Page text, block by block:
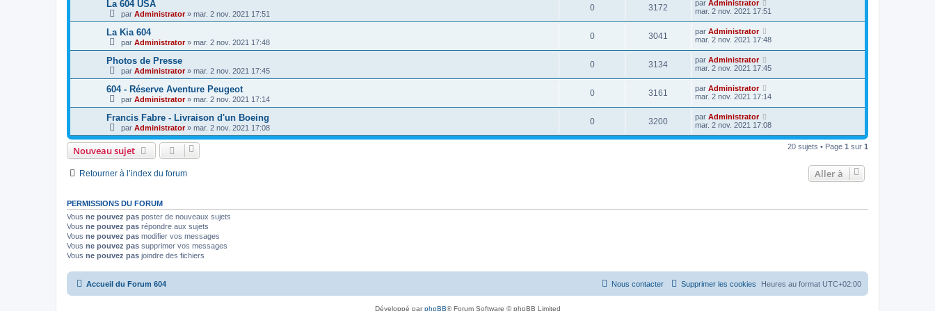
La 604 USA
par Administrator» mar. 2 nov. 2021 17:51
0 3172 par Administrator
mar. 2 nov. 2021 17:51
La Kia 604
par Administrator» mar. 2 nov. 2021 17:48
0 3041 par Administrator
mar. 2 nov. 2021 17:48
Photos de Presse
par Administrator» mar. 2 nov. 2021 17:45
0 3134 par Administrator
mar. 2 nov. 2021 17:45
604 - Réserve Aventure Peugeot
par Administrator» mar. 2 nov. 2021 17:14
0 3161 par Administrator
mar. 2 nov. 2021 17:14
Francis Fabre - Livraison d'un Boeing
par Administrator» mar. 2 nov. 2021 17:08
0 3200 par Administrator
mar. 2 nov. 2021 17:08
Nouveau sujet 20 sujets • Page 1 sur 1
Retourner à l’index du forum Aller à
PERMISSIONS DU FORUM
Vous ne pouvez pas poster de nouveaux sujets
Vous ne pouvez pas répondre aux sujets
Vous ne pouvez pas modifier vos messages
Vous ne pouvez pas supprimer vos messages
Vous ne pouvez pas joindre des fichiers
Accueil du Forum 604 Heures au format UTC+02:00
Supprimer les cookies
Nous contacter
Développé parphpBB® Forum Software © phpBB Limited